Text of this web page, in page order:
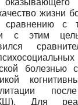
жизни
с
с этим
болезнью
Для